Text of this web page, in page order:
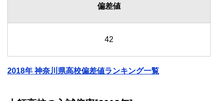
偏差値
42
2018年 神奈川県高校偏差値ランキング一覧